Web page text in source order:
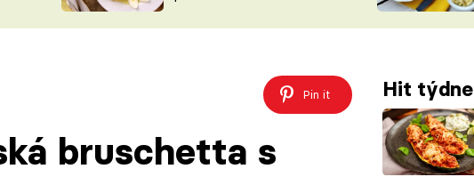
VYCHYTÁVKY
ŠÉFREDAKTORKY
ČASOPIS
Pin it Hit týdne
bruschetta s